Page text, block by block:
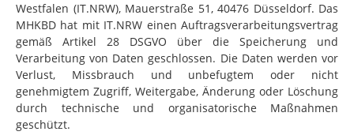
Westfalen (IT.NRW), Mauerstraße 51, 40476 Düsseldorf. Das
MHKBD hat mit IT.NRW einen Auftragsverarbeitungsvertrag
gemäß Artikel 28 DSGVO über die Speicherung und
Verarbeitung von Daten geschlossen. Die Daten werden vor
Verlust, Missbrauch und unbefugtem oder nicht
genehmigtem Zugriff, Weitergabe, Änderung oder Löschung
durch technische und organisatorische Maßnahmen
geschützt.